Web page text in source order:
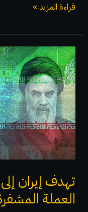
قراءة المزيد »
تهدف إيران
العملة
تهدف
إيران
إلى
طرح
نسخة
تجريبية
من
العملة
المشفرة
في
غضون